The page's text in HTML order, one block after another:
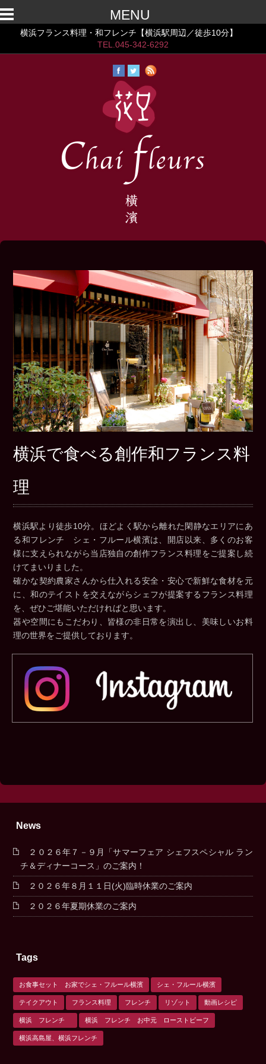
横浜フランス料理・和フレンチ【横浜駅周辺／徒歩10分】
TEL.045-342-6292
横浜で食べる創作和フランス料
理
横浜駅より徒歩10分。ほどよく駅から離れた閑静なエリアにあ
る和フレンチ シェ・フルール横濱は、開店以来、多くのお客
様に支えられながら当店独自の創作フランス料理をご提案し続
けてまいりました。
確かな契約農家さんから仕入れる安全・安心で新鮮な食材を元
に、和のテイストを交えながらシェフが提案するフランス料理
を、ぜひご堪能いただければと思います。
器や空間にもこだわり、皆様の非日常を演出し、美味しいお料
理の世界をご提供しております。
News
２０２６年７－９月「サマーフェア シェフスペシャル ラン
チ＆ディナーコース」のご案内！
２０２６年８月１１日(火)臨時休業のご案内
２０２６年夏期休業のご案内
Tags
お食事セット お家でシェ・フルール横濱 シェ・フルール横濱
テイクアウト フランス料理 フレンチ リゾット 動画レシピ
横浜 フレンチ 横浜 フレンチ お中元 ローストビーフ
横浜高島屋、横浜フレンチ
MENU